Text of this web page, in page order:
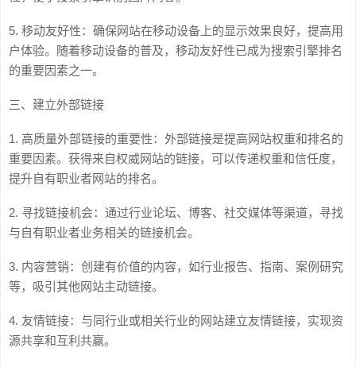
5. 移动友好性：确保网站在移动设备上的显示效果良好，提高用
户体验。随着移动设备的普及，移动友好性已成为搜索引擎排名
的重要因素之一。
三、建立外部链接
1. 高质量外部链接的重要性：外部链接是提高网站权重和排名的
重要因素。获得来自权威网站的链接，可以传递权重和信任度，
提升自有职业者网站的排名。
2. 寻找链接机会：通过行业论坛、博客、社交媒体等渠道，寻找
与自有职业者业务相关的链接机会。
3. 内容营销：创建有价值的内容，如行业报告、指南、案例研究
等，吸引其他网站主动链接。
4. 友情链接：与同行业或相关行业的网站建立友情链接，实现资
源共享和互利共赢。